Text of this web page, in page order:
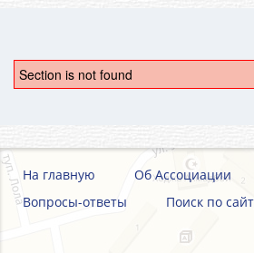
Section is not found
На главную Об Ассоциации
Вопросы-ответы
Поиск по